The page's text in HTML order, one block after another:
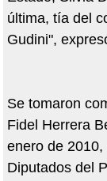
última, tía del
Gudini",
Se tomaron
Fidel Herrera
enero de
Diputados del